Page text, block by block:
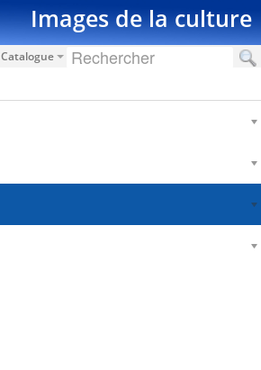
Images de la culture
Catalogue